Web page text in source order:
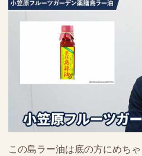
この島ラー油は底の方にめち